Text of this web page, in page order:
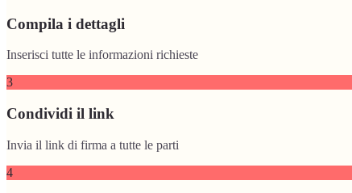
Compila i dettagli
Inserisci tutte le informazioni richieste
3
Condividi il link
Invia il link di firma a tutte le parti
4